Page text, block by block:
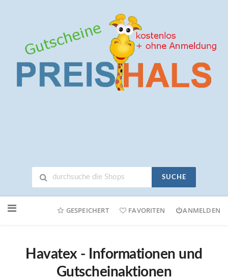
SUCHE
Online-
GESPEICHERT FAVORITEN ANMELDEN
Havatex - Informationen und
Gutscheinaktionen